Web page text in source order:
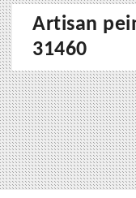
Artisan
31460